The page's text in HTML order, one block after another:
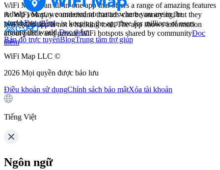
WiFi Map is an all-in-one app that offers a range of amazing features
to help you stay connected no matter where you are in the
world.Đọc thêm
At WiFi Map, we understand that ads can be annoying, but they
play a critical role in keeping the app free for millions of users
around the world.Đọc thêm
WiFi Map app is not a hacking tool. The app shows information
about public and private WiFi hotspots shared by communityĐọc
thêm
Bản đồ trực tuyếnBlogTrung tâm trợ giúp
WiFi Map LLC ©
2026 Mọi quyền được bảo lưu
Điều khoản sử dụngChính sách bảo mậtXóa tài khoản
Tiếng Việt
Ngôn ngữ